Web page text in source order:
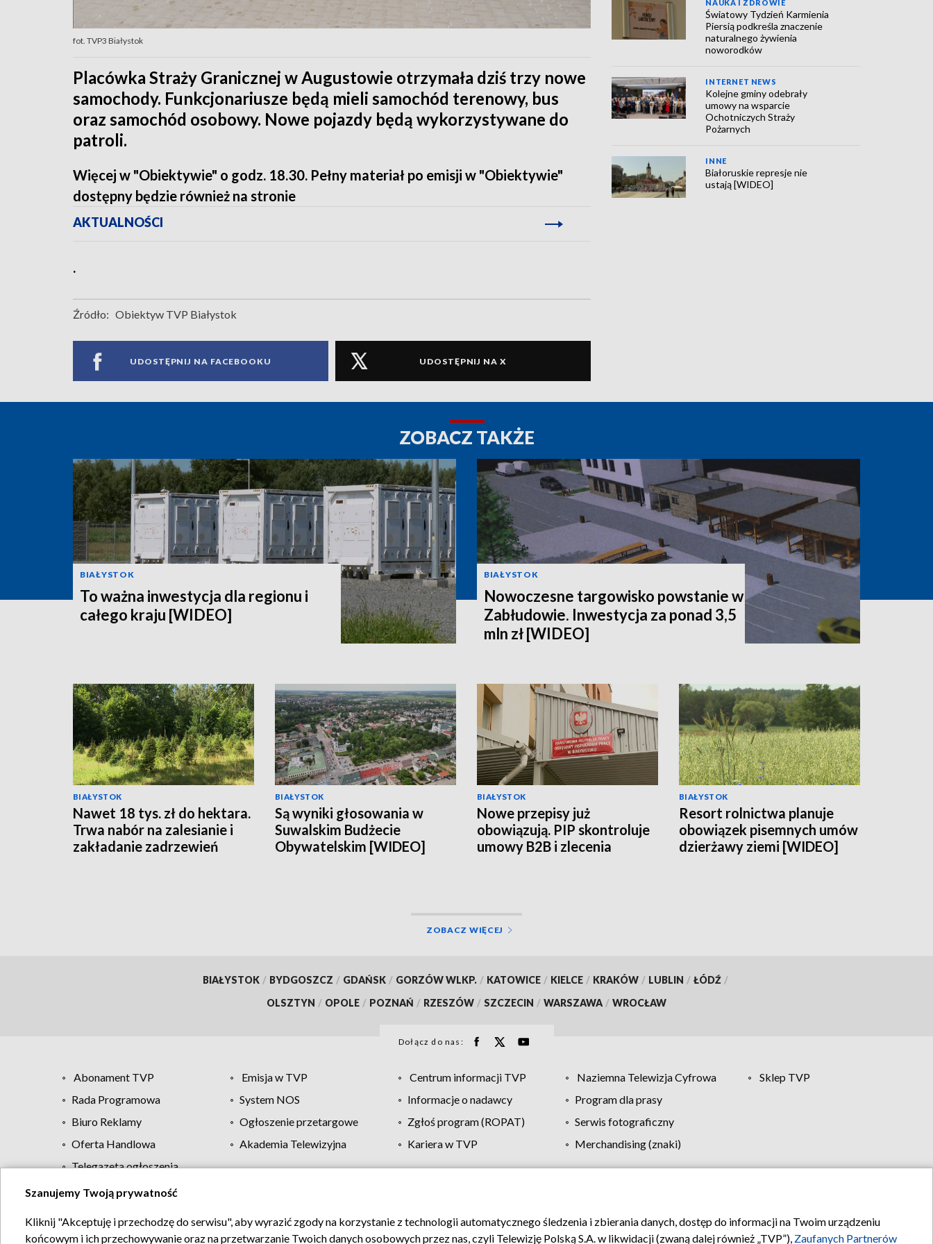
fot. TVP3 Białystok
Placówka Straży Granicznej w Augustowie otrzymała dziś trzy nowe
samochody. Funkcjonariusze będą mieli samochód terenowy, bus
oraz samochód osobowy. Nowe pojazdy będą wykorzystywane do
patroli.
Więcej w "Obiektywie" o godz. 18.30. Pełny materiał po emisji w "Obiektywie"
dostępny będzie również na stronie
AKTUALNOŚCI
.
Źródło: Obiektyw TVP Białystok
UDOSTĘPNIJ NA FACEBOOKU UDOSTĘPNIJ NA X
NAUKA I ZDROWIE
Światowy Tydzień Karmienia
Piersią podkreśla znaczenie
naturalnego żywienia
noworodków
INTERNET NEWS
Kolejne gminy odebrały
umowy na wsparcie
Ochotniczych Straży
Pożarnych
INNE
Białoruskie represje nie
ustają [WIDEO]
ZOBACZ TAKŻE
BIAŁYSTOK
To ważna inwestycja dla regionu i
całego kraju [WIDEO]
BIAŁYSTOK
Nowoczesne targowisko powstanie w
Zabłudowie. Inwestycja za ponad 3,5
mln zł [WIDEO]
BIAŁYSTOK
Nawet 18 tys. zł do hektara.
Trwa nabór na zalesianie i
zakładanie zadrzewień
BIAŁYSTOK
Są wyniki głosowania w
Suwalskim Budżecie
Obywatelskim [WIDEO]
BIAŁYSTOK
Nowe przepisy już
obowiązują. PIP skontroluje
umowy B2B i zlecenia
BIAŁYSTOK
Resort rolnictwa planuje
obowiązek pisemnych umów
dzierżawy ziemi [WIDEO]
ZOBACZ WIĘCEJ
BIAŁYSTOK / BYDGOSZCZ / GDAŃSK / GORZÓW WLKP. / KATOWICE / KIELCE / KRAKÓW / LUBLIN / ŁÓDŹ /
OLSZTYN / OPOLE / POZNAŃ / RZESZÓW / SZCZECIN / WARSZAWA / WROCŁAW
Dołącz do nas:
Abonament TVP Emisja w TVP Centrum informacji TVP Naziemna Telewizja Cyfrowa
Sklep TVP
Rada Programowa
System NOS Informacje o nadawcy
Program dla prasy
Biuro Reklamy
Ogłoszenie przetargowe Zgłoś program (ROPAT)
Serwis fotograficzny
Oferta Handlowa
Akademia Telewizyjna Kariera w TVP
Merchandising (znaki)
Telegazeta ogłoszenia
Regulamin TVP Polityka prywatności Moje zgody Pomoc Biuro reklamy Kontakt
Szanujemy Twoją prywatność
Kliknij "Akceptuję i przechodzę do serwisu", aby wyrazić zgody na korzystanie z technologii automatycznego śledzenia i zbierania danych, dostęp do informacji na Twoim urządzeniu
końcowym i ich przechowywanie oraz na przetwarzanie Twoich danych osobowych przez nas, czyli Telewizję Polską S.A. w likwidacji (zwaną dalej również „TVP”), Zaufanych Partnerów